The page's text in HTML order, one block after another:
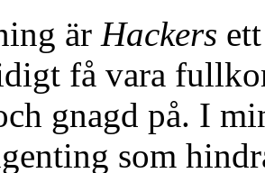
är Hackers
få vara
gnagd på. I
som